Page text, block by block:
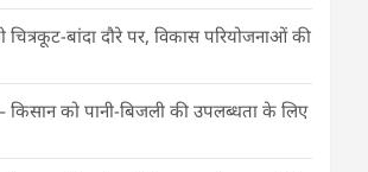
चित्रकूट-बांदा दौरे पर, विकास परियोजनाओं की
किसान को पानी-बिजली की उपलब्धता के लिए